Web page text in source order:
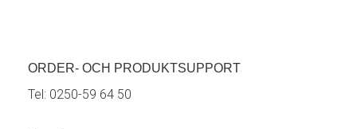
ORDER- OCH PRODUKTSUPPORT
Tel: 0250-59 64 50